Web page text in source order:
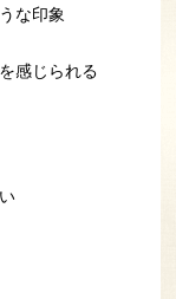
な印象
感じられる